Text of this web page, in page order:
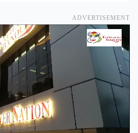
ADVERTISEMENT